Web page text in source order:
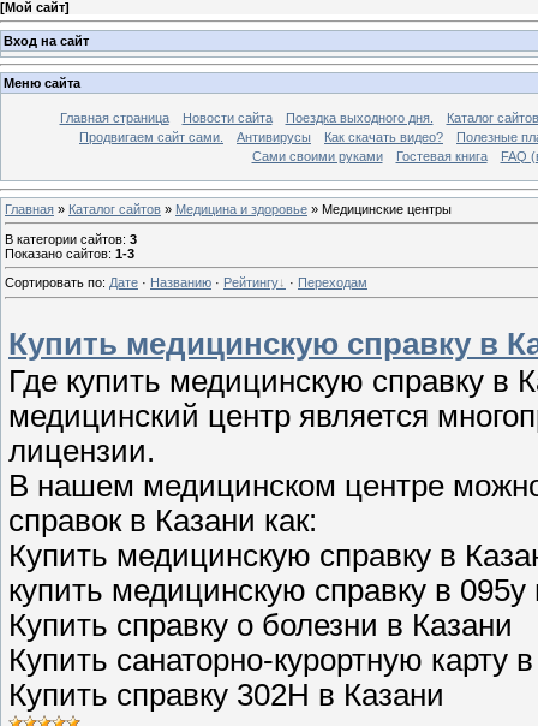
[Мой сайт]
Вход на сайт
Меню сайта
Главная страница Новости сайта Поездка выходного дня.
Каталог сайтов
Продвигаем сайт сами.
Антивирусы Как скачать видео?
Полезные
Сами своими руками
Гостевая книга FAQ
Главная » Каталог сайтов » Медицина и здоровье » Медицинские центры
В категории сайтов: 3
Показано сайтов: 1-3
Сортировать по: Дате · Названию · Рейтингу · Переходам
Купить медицинскую справку в
Где купить медицинскую справку
медицинский центр является
лицензии.
В нашем медицинском центре
справок в Казани как:
Купить медицинскую справку в
купить медицинскую справку в 095у
Купить справку о болезни в Казани
Купить санаторно-курортную карту
Купить справку 302Н в Казани